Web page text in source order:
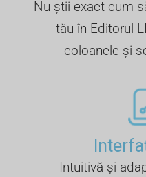
Nu știi exact cum
tău în Editorul
coloanele și
Intuitivă și